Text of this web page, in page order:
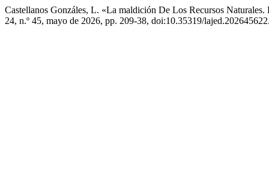
Castellanos Gonzáles, L. «La maldición De Los Recursos
24, n.º 45, mayo de 2026, pp. 209-38, doi:10.35319/